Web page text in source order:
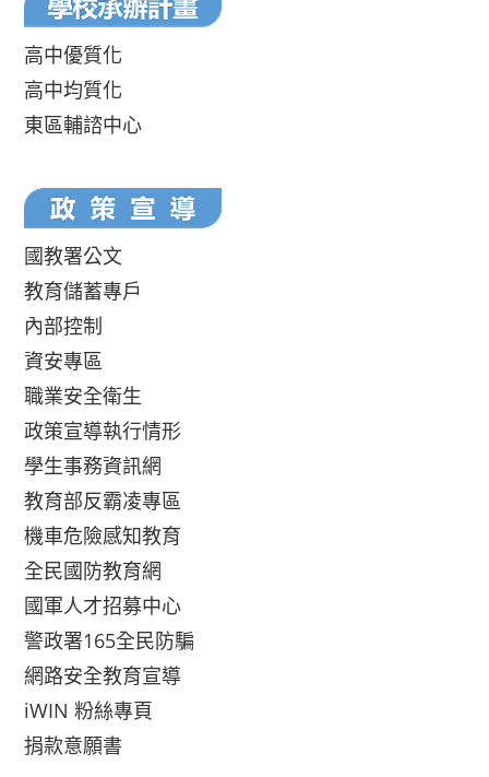
高中優質化
高中均質化
東區輔諮中心
國教署公文
教育儲蓄專戶
內部控制
資安專區
職業安全衛生
政策宣導執行情形
學生事務資訊網
教育部反霸凌專區
機車危險感知教育
全民國防教育網
國軍人才招募中心
警政署165全民防騙
網路安全教育宣導
iWIN 粉絲專頁
捐款意願書